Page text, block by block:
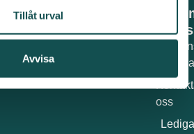
Tillåt urval
Avvisa
Om
oss
Lediga